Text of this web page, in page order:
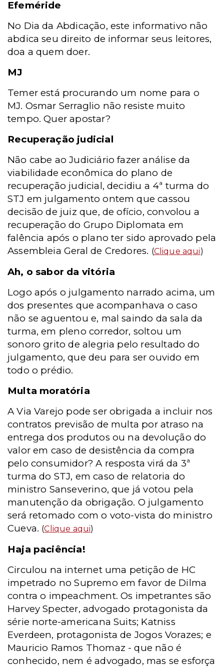
Efeméride
No Dia da Abdicação, este informativo não
abdica seu direito de informar seus leitores,
doa a quem doer.
MJ
Temer está procurando um nome para o
MJ. Osmar Serraglio não resiste muito
tempo. Quer apostar?
Recuperação judicial
Não cabe ao Judiciário fazer análise da
viabilidade econômica do plano de
recuperação judicial, decidiu a 4ª turma do
STJ em julgamento ontem que cassou
decisão de juiz que, de ofício, convolou a
recuperação do Grupo Diplomata em
falência após o plano ter sido aprovado pela
Assembleia Geral de Credores. (Clique aqui)
Ah, o sabor da vitória
Logo após o julgamento narrado acima, um
dos presentes que acompanhava o caso
não se aguentou e, mal saindo da sala da
turma, em pleno corredor, soltou um
sonoro grito de alegria pelo resultado do
julgamento, que deu para ser ouvido em
todo o prédio.
Multa moratória
A Via Varejo pode ser obrigada a incluir nos
contratos previsão de multa por atraso na
entrega dos produtos ou na devolução do
valor em caso de desistência da compra
pelo consumidor? A resposta virá da 3ª
turma do STJ, em caso de relatoria do
ministro Sanseverino, que já votou pela
manutenção da obrigação. O julgamento
será retomado com o voto-vista do ministro
Cueva. (Clique aqui)
Haja paciência!
Circulou na internet uma petição de HC
impetrado no Supremo em favor de Dilma
contra o impeachment. Os impetrantes são
Harvey Specter, advogado protagonista da
série norte-americana Suits; Katniss
Everdeen, protagonista de Jogos Vorazes; e
Mauricio Ramos Thomaz - que não é
conhecido, nem é advogado, mas se esforça